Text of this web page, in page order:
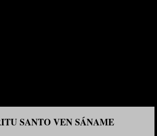
SANTO VEN SÁNAME